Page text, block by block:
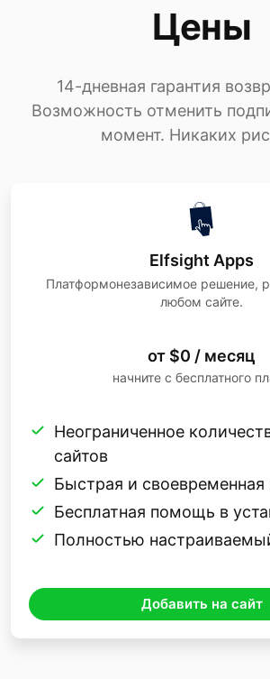
Цены
14-дневная гарантия
Возможность отменить
момент. Никаких
Elfsight Apps
Платформонезависимое решение,
любом сайте.
от $0 / месяц
начните с бесплатного
Неограниченное
сайтов
Быстрая и
Бесплатная помощь в
Полностью
Добавить на сайт